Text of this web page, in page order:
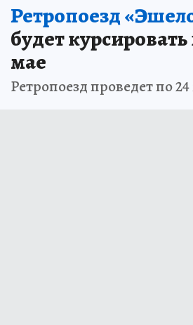
Ретропоезд
будет
мае
Ретропоезд проведет по